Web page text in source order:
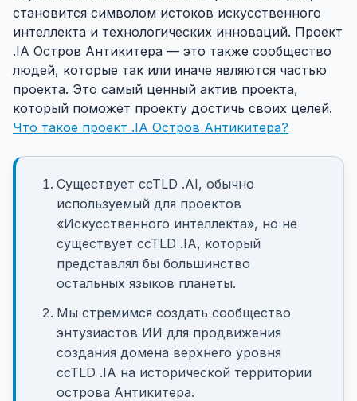
становится символом истоков искусственного
интеллекта и технологических инноваций. Проект
.IA Остров Антикитера — это также сообщество
людей, которые так или иначе являются частью
проекта. Это самый ценный актив проекта,
который поможет проекту достичь своих целей.
Что такое проект .IA Остров Антикитера?
Существует ccTLD .AI, обычно
используемый для проектов
«Искусственного интеллекта», но не
существует ccTLD .IA, который
представлял бы большинство
остальных языков планеты.
Мы стремимся создать сообщество
энтузиастов ИИ для продвижения
создания домена верхнего уровня
ccTLD .IA на исторической территории
острова Антикитера.